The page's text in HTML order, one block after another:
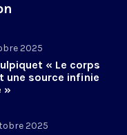
2025
« Le corps
une source infinie
»
2025